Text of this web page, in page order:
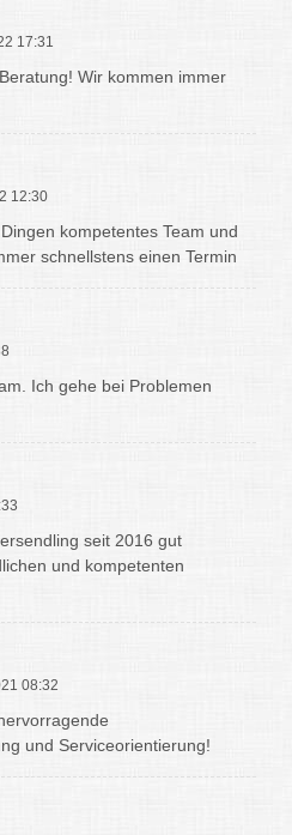
17:31
Wir kommen immer
12:30
kompetentes Team und
schnellstens einen Termin
Ich gehe bei Problemen
seit 2016 gut
und kompetenten
08:32
und Serviceorientierung!